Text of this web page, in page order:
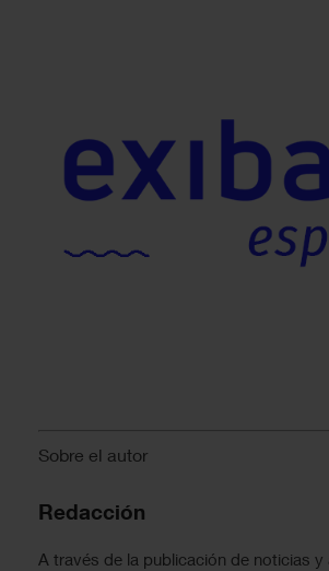
Sobre el autor
Redacción
A través de la publicación de noticias y